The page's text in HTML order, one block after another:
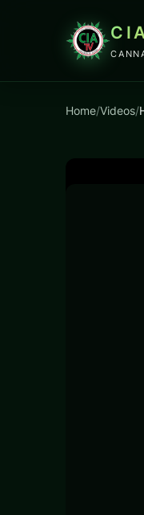
Home/Videos/